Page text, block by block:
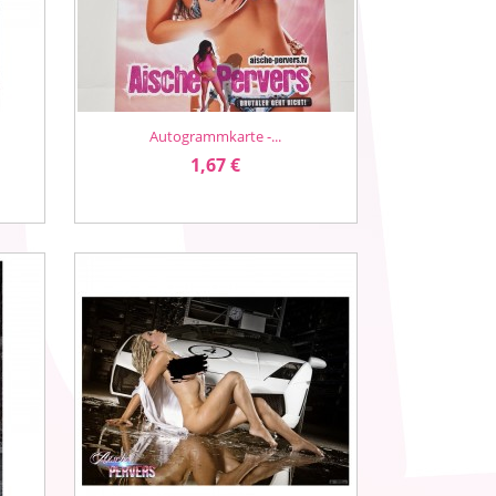
Autogrammkarte -...
Preis
1,67 €
Vorschau